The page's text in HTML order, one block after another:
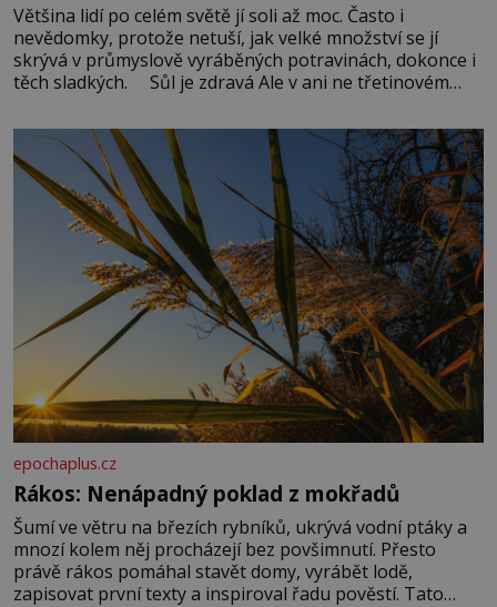
Většina lidí po celém světě jí soli až moc. Často i
nevědomky, protože netuší, jak velké množství se jí
skrývá v průmyslově vyráběných potravinách, dokonce i
těch sladkých. Sůl je zdravá Ale v ani ne třetinovém
základní složky– sodík a chlór – jsou zásadní pro
správné hospodaření
epochaplus.cz
Rákos: Nenápadný poklad z mokřadů
Šumí ve větru na březích rybníků, ukrývá vodní ptáky a
mnozí kolem něj procházejí bez povšimnutí. Přesto
právě rákos pomáhal stavět domy, vyrábět lodě,
zapisovat první texty a inspiroval řadu pověstí. Tato